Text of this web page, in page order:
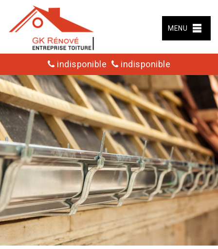
MENU
indisponible indisponible